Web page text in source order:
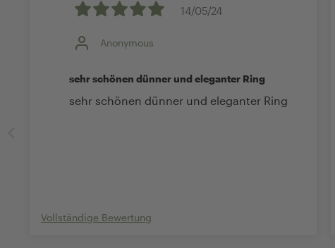
14/05/24
Anonymous
sehr schönen dünner und eleganter Ring
sehr schönen dünner und eleganter Ring
Vollständige Bewertung